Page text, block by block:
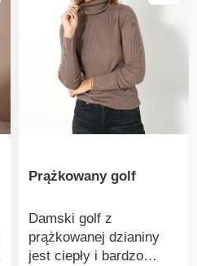
oznacza produkty
tekstylne, które zostały
poddane testom
laboratoryjnym na
obecność szerokiej
gamy szkodliwych
substancji, a produkt
przekraczającym
Można prać w pralce.
Prążkowany golf
Damski golf z
prążkowanej dzianiny
jest ciepły i bardzo